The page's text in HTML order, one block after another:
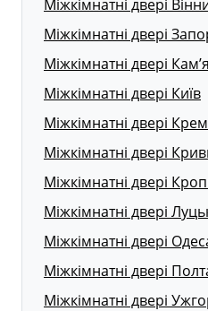
Міжкімнатні двері
Міжкімнатні двері
Міжкімнатні двері
Міжкімнатні двері Київ
Міжкімнатні двері
Міжкімнатні двері
Міжкімнатні двері
Міжкімнатні двері
Міжкімнатні двері
Міжкімнатні двері
Міжкімнатні двері